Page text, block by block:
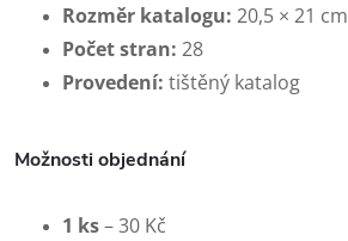
Rozměr katalogu: 20,5 × 21 cm
Počet stran: 28
Provedení: tištěný katalog
Možnosti objednání
1 ks– 30 Kč